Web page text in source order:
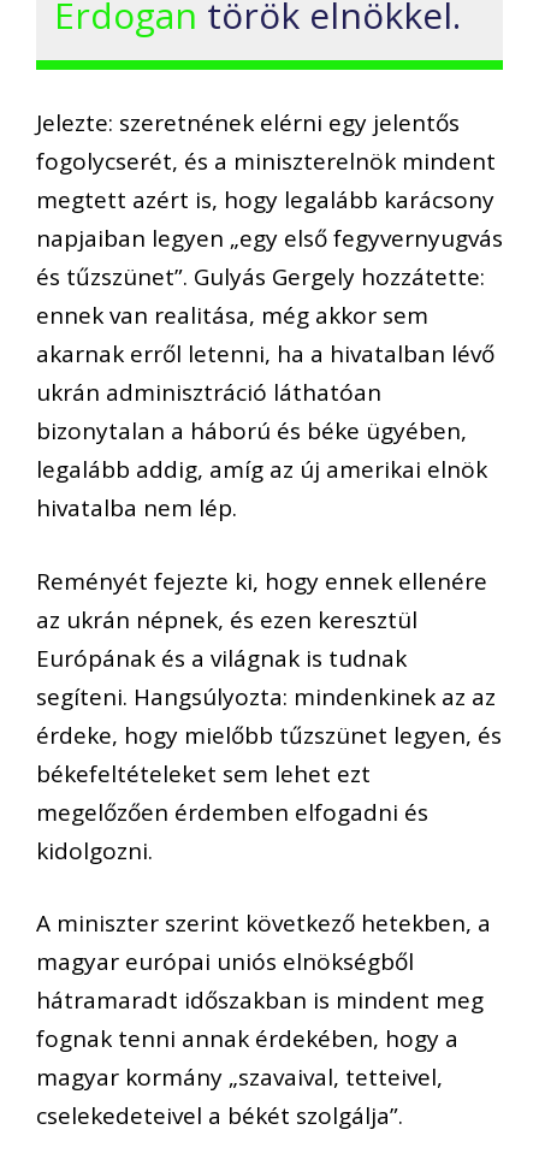
Erdogan török elnökkel.
Jelezte: szeretnének elérni egy jelentős
fogolycserét, és a miniszterelnök mindent
megtett azért is, hogy legalább karácsony
napjaiban legyen „egy első fegyvernyugvás
és tűzszünet”. Gulyás Gergely hozzátette:
ennek van realitása, még akkor sem
akarnak erről letenni, ha a hivatalban lévő
ukrán adminisztráció láthatóan
bizonytalan a háború és béke ügyében,
legalább addig, amíg az új amerikai elnök
hivatalba nem lép.
Reményét fejezte ki, hogy ennek ellenére
az ukrán népnek, és ezen keresztül
Európának és a világnak is tudnak
segíteni. Hangsúlyozta: mindenkinek az az
érdeke, hogy mielőbb tűzszünet legyen, és
békefeltételeket sem lehet ezt
megelőzően érdemben elfogadni és
kidolgozni.
A miniszter szerint következő hetekben, a
magyar európai uniós elnökségből
hátramaradt időszakban is mindent meg
fognak tenni annak érdekében, hogy a
magyar kormány „szavaival, tetteivel,
cselekedeteivel a békét szolgálja”.